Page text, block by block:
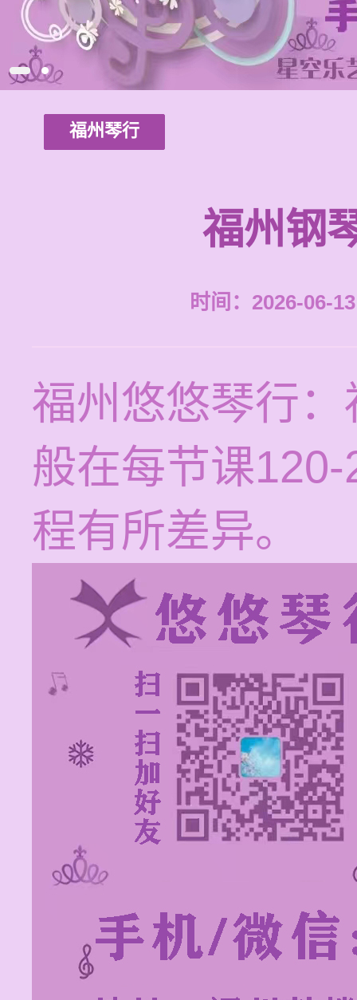
福州琴行
福州钢
时间：2026-06-
福州悠悠琴行
般在每节课
程有所差异。